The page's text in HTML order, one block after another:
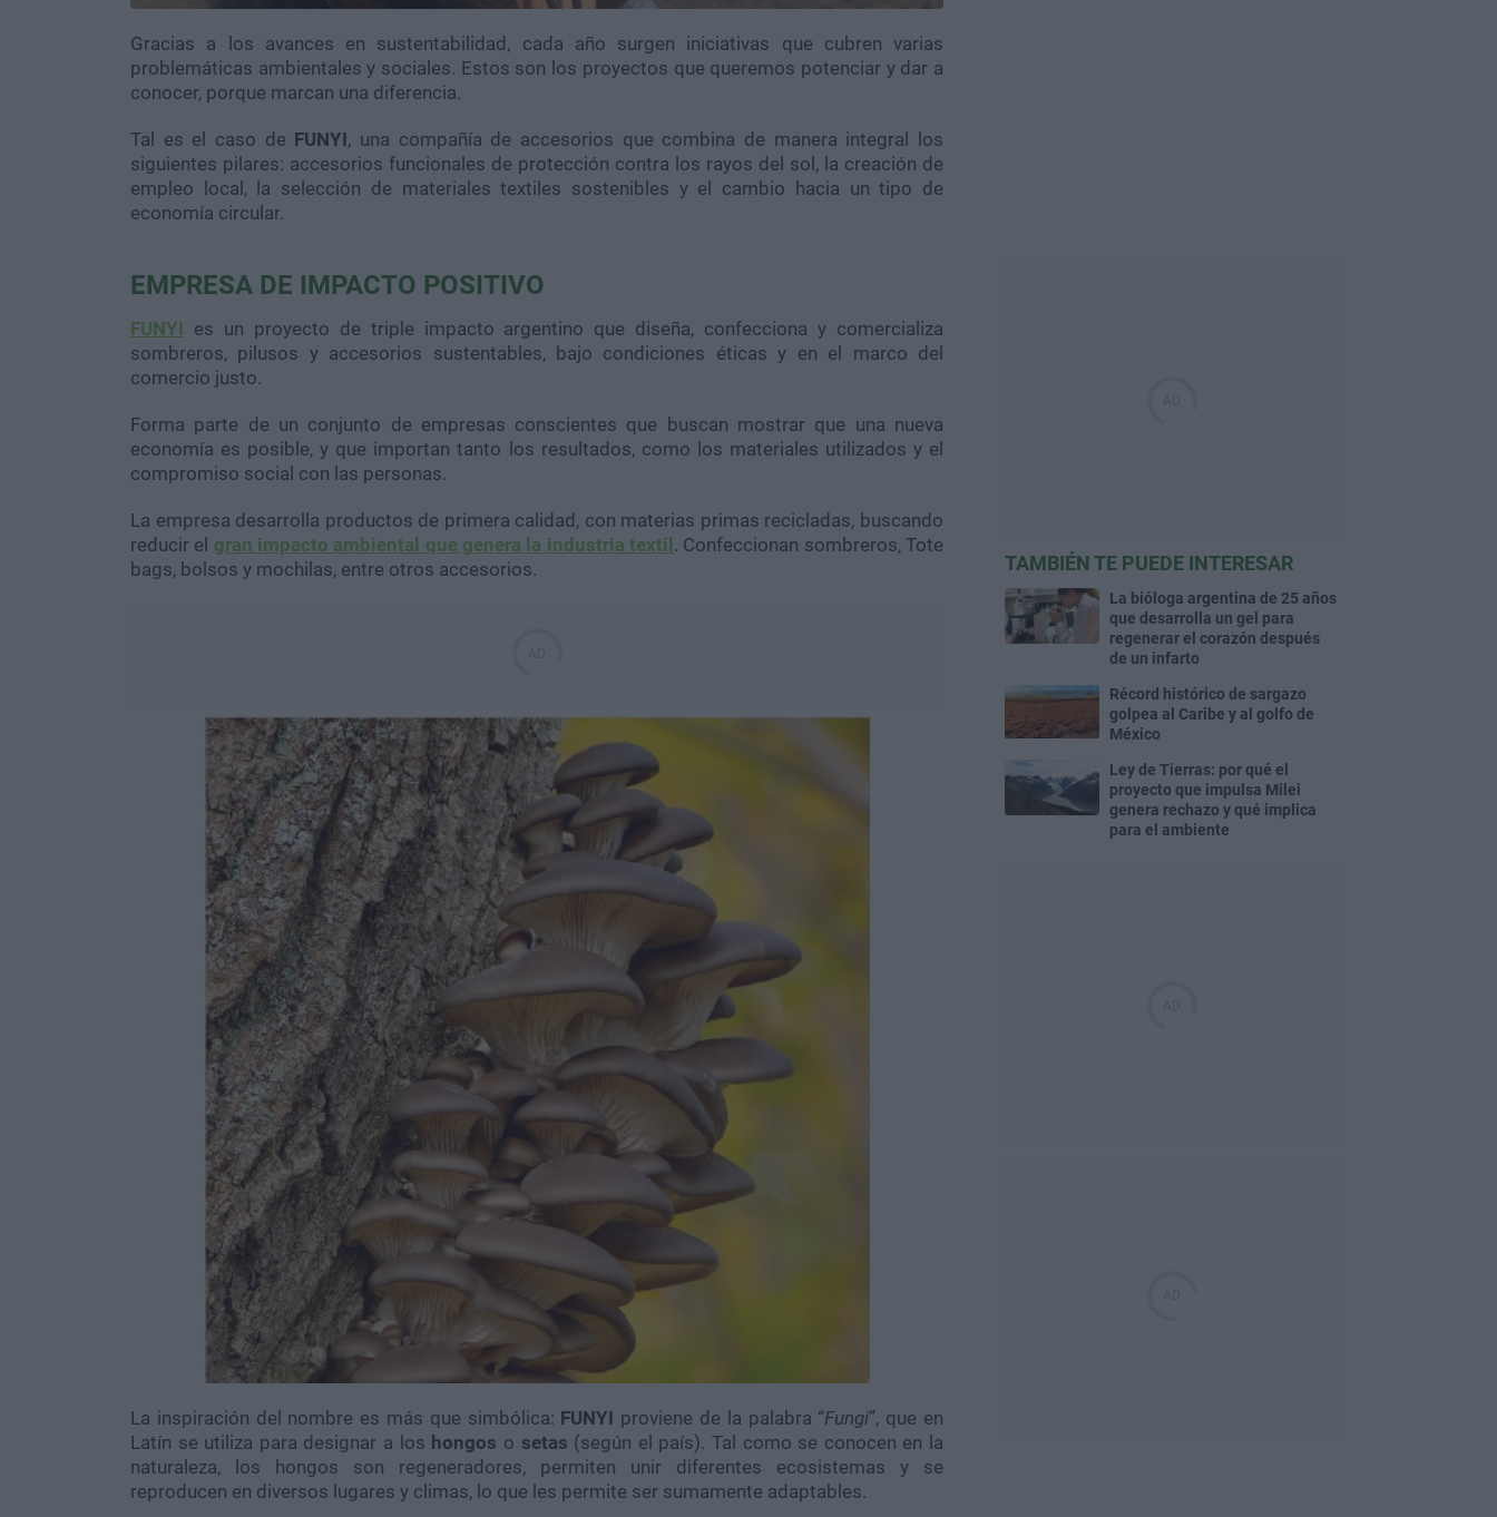
Gracias a los avances en sustentabilidad, cada año surgen iniciativas que cubren varias
problemáticas ambientales y sociales. Estos son los proyectos que queremos potenciar y dar a
conocer, porque marcan una diferencia.
Tal es el caso de FUNYI, una compañía de accesorios que combina de manera integral los
siguientes pilares: accesorios funcionales de protección contra los rayos del sol, la creación de
empleo local, la selección de materiales textiles sostenibles y el cambio hacia un tipo de
economía circular.
EMPRESA DE IMPACTO POSITIVO
FUNYI es un proyecto de triple impacto argentino que diseña, confecciona y comercializa
sombreros, pilusos y accesorios sustentables, bajo condiciones éticas y en el marco del
comercio justo.
Forma parte de un conjunto de empresas conscientes que buscan mostrar que una nueva
economía es posible, y que importan tanto los resultados, como los materiales utilizados y el
compromiso social con las personas.
La empresa desarrolla productos de primera calidad, con materias primas recicladas, buscando
reducir el gran impacto ambiental que genera la industria textil . Confeccionan sombreros, Tote
bags, bolsos y mochilas, entre otros accesorios.
La inspiración del nombre es más que simbólica: FUNYI proviene de la palabra “Fungi”, que en
Latín se utiliza para designar a los hongos o setas (según el país). Tal como se conocen en la
naturaleza, los hongos son regeneradores, permiten unir diferentes ecosistemas y se
reproducen en diversos lugares y climas, lo que les permite ser sumamente adaptables.
TAMBIÉN TE PUEDE INTERESAR
La bióloga argentina de 25 años
que desarrolla un gel para
regenerar el corazón después
de un infarto
Récord histórico de sargazo
golpea al Caribe y al golfo de
México
Ley de Tierras: por qué el
proyecto que impulsa Milei
genera rechazo y qué implica
para el ambiente